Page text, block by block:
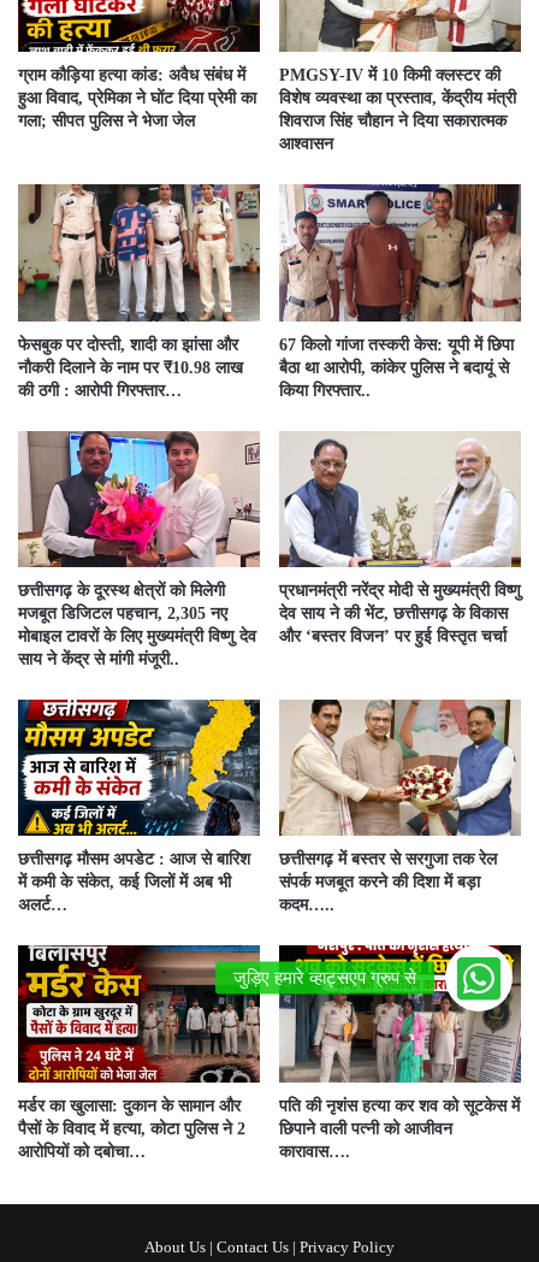
ग्राम कौड़िया हत्या कांड: अवैध संबंध में
हुआ विवाद, प्रेमिका ने घोंट दिया प्रेमी का
गला; सीपत पुलिस ने भेजा जेल
PMGSY-IV में 10 किमी क्लस्टर की
विशेष व्यवस्था का प्रस्ताव, केंद्रीय मंत्री
शिवराज सिंह चौहान ने दिया सकारात्मक
आश्वासन
फेसबुक पर दोस्ती, शादी का झांसा और
नौकरी दिलाने के नाम पर ₹10.98 लाख
की ठगी : आरोपी गिरफ्तार…
67 किलो गांजा तस्करी केस: यूपी में छिपा
बैठा था आरोपी, कांकेर पुलिस ने बदायूं से
किया गिरफ्तार..
छत्तीसगढ़ के दूरस्थ क्षेत्रों को मिलेगी
मजबूत डिजिटल पहचान, 2,305 नए
मोबाइल टावरों के लिए मुख्यमंत्री विष्णु देव
साय ने केंद्र से मांगी मंजूरी..
प्रधानमंत्री नरेंद्र मोदी से मुख्यमंत्री विष्णु
देव साय ने की भेंट, छत्तीसगढ़ के विकास
और ‘बस्तर विजन’ पर हुई विस्तृत चर्चा
छत्तीसगढ़ मौसम अपडेट : आज से बारिश
में कमी के संकेत, कई जिलों में अब भी
अलर्ट…
छत्तीसगढ़ में बस्तर से सरगुजा तक रेल
संपर्क मजबूत करने की दिशा में बड़ा
कदम…..
मर्डर का खुलासा: दुकान के सामान और
पैसों के विवाद में हत्या, कोटा पुलिस ने 2
आरोपियों को दबोचा…
पति की नृशंस हत्या कर शव को सूटकेस में
छिपाने वाली पत्नी को आजीवन
कारावास….
About Us | Contact Us | Privacy Policy